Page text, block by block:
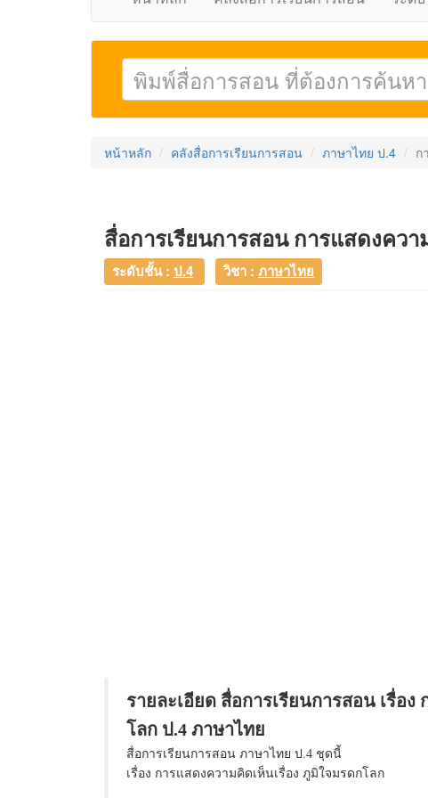
หน้าหลัก คลังสื่อการเรียนการสอน ภาษาไทย ป.4 ก
สื่อการเรียนการสอน การแสดงคว
ระดับชั้น : ป.4 วิชา : ภาษาไทย
รายละเอียด สื่อการเรียนการสอน เรื่อ
โลก ป.4 ภาษาไทย
สื่อการเรียนการสอน ภาษาไทย ป.4 ชุดนี้
เรื่อง การแสดงความคิดเห็นเรื่อง ภูมิใจมรดกโลก